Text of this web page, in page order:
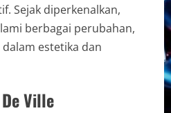
Sejak diperkenalkan,
berbagai perubahan,
estetika dan
Ville